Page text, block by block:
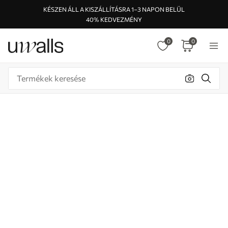
KÉSZEN ÁLL A KISZÁLLÍTÁSRA 1–3 NAPON BELÜL
40% KEDVEZMÉNY
0 0